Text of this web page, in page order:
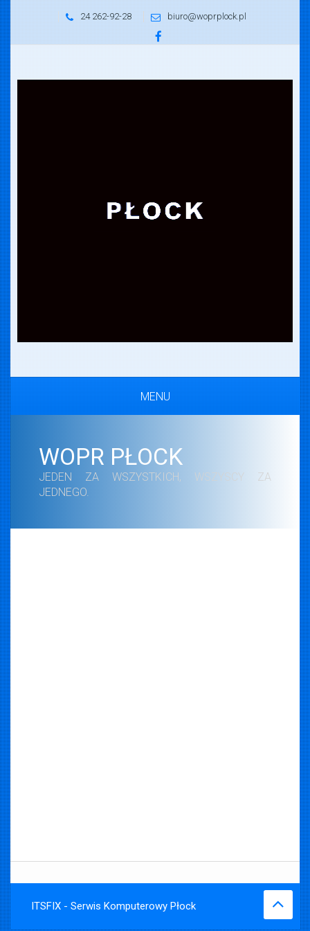
24 262-92-28 biuro@woprplock.pl
MENU
WOPR PŁOCK
JEDEN ZA WSZYSTKICH, WSZYSCY ZA
JEDNEGO.
ITSFIX - Serwis Komputerowy Płock